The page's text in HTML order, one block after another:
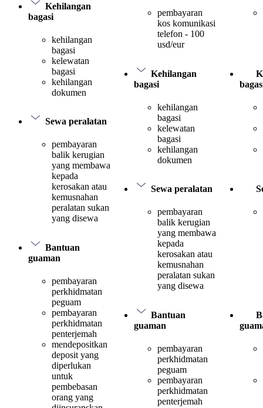
Kehilangan
bagasi
kehilangan
bagasi
kelewatan
bagasi
kehilangan
dokumen
Sewa peralatan
pembayaran
balik kerugian
yang membawa
kepada
kerosakan atau
kemusnahan
peralatan sukan
yang disewa
Bantuan
guaman
pembayaran
perkhidmatan
peguam
pembayaran
perkhidmatan
penterjemah
mendepositkan
deposit yang
diperlukan
untuk
pembebasan
orang yang
pembayaran
kos komunikasi
telefon - 100
usd/eur
Kehilangan
bagasi
kehilangan
bagasi
kelewatan
bagasi
kehilangan
dokumen
Sewa peralatan
pembayaran
balik kerugian
yang membawa
kepada
kerosakan atau
kemusnahan
peralatan sukan
yang disewa
Bantuan
guaman
pembayaran
perkhidmatan
peguam
pembayaran
perkhidmatan
penterjemah